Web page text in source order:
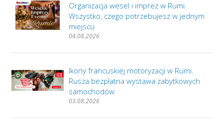
Organizacja wesel i imprez w Rumi.
Wszystko, czego potrzebujesz w jednym
miejscu
04.08.2026
Ikony francuskiej motoryzacji w Rumi.
Rusza bezpłatna wystawa zabytkowych
samochodów
03.08.2026